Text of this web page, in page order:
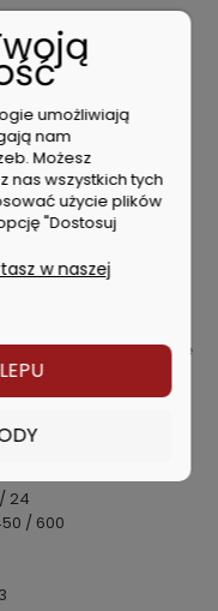
DO RUR
450 i 600 mm.
pozwala na pracę
lekkość.
chwyt na rurach i
dla dłoni, nie wbija się
trwałość i poprawić
24
/ 600
umożliwiają
nam
Możesz
nas wszystkich tych
użycie plików
"Dostosuj
w naszej